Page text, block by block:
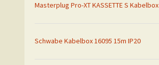
Masterplug Pro-XT KASSETTE S Kabelbox
Schwabe Kabelbox 16095 15m IP20